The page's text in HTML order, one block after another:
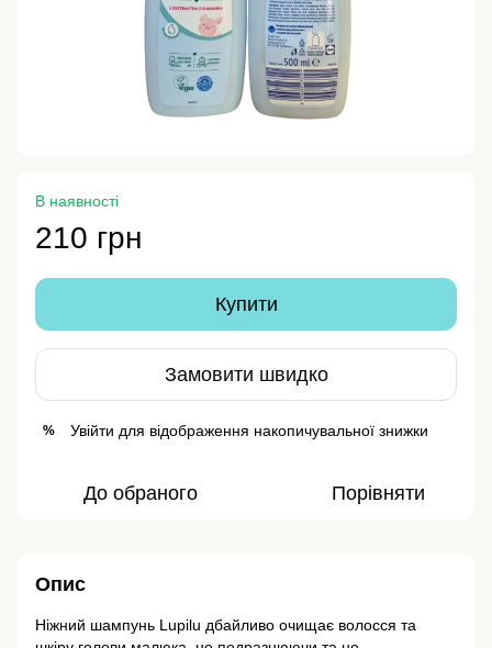
В наявності
210 грн
Купити
Замовити швидко
% Увійти для відображення накопичувальної знижки
До обраного Порівняти
Опис
Ніжний шампунь Lupilu дбайливо очищає волосся та